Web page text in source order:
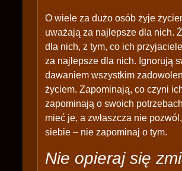
O wiele za dużo osób żyje
uważają za najlepsze dla nich.
dla nich, z tym, co ich
za najlepsze dla nich. Ignorują
dawaniem wszystkim
życiem. Zapominają, co czyni
zapominają o swoich
mieć je, a zwłaszcza nie
siebie – nie zapominaj o tym.
Nie opieraj się